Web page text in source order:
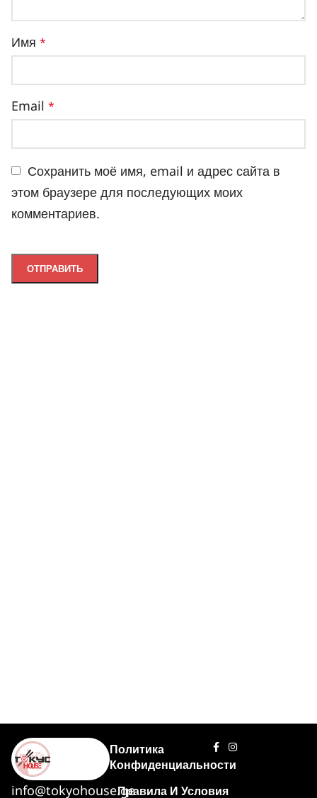
Имя *
Email *
Сохранить моё имя, email и адрес сайта в
этом браузере для последующих моих
комментариев.
info@tokyohouse.ge
Политика
Конфиденциальности
Правила И Условия